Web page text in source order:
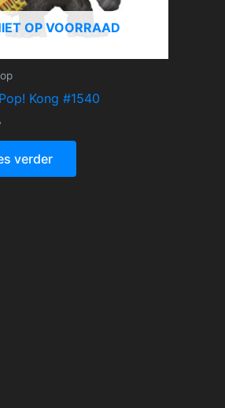
OP VOORRAAD
Kong #1540
verder